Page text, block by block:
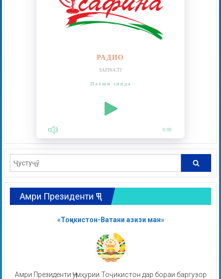
РАДИО
SAFINA.TJ
Пахши зинда
0:00
Амри Президенти ҶТ
«Тоҷикистон-Ватани азизи ман»
Амри Президенти Ҷумҳурии Тоҷикистон дар бораи баргузор